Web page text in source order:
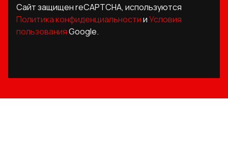
Сайт защищен reCAPTCHA, используются
Политика конфиденциальностииУсловия
пользованияGoogle.